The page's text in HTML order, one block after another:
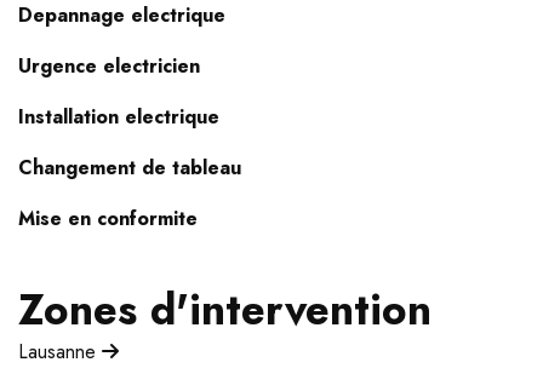
Depannage electrique
Urgence electricien
Installation electrique
Changement de tableau
Mise en conformite
Zones d'intervention
Lausanne